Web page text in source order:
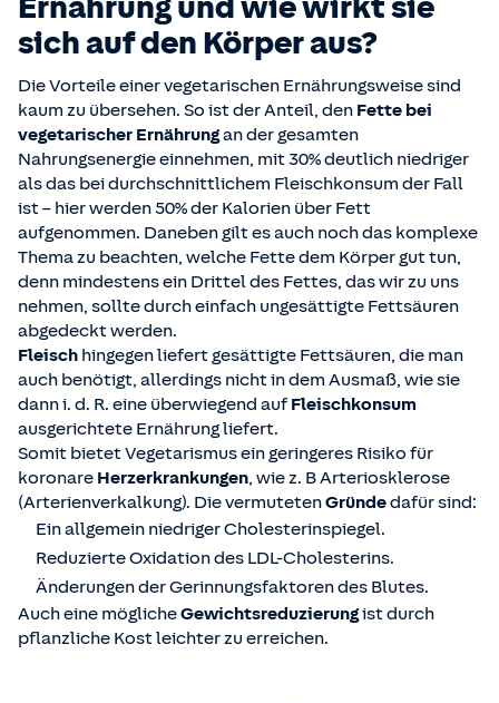
sich auf den Körper aus?
Die Vorteile einer vegetarischen Ernährungsweise sind
kaum zu übersehen. So ist der Anteil, den Fette bei
vegetarischer Ernährungan der gesamten
Nahrungsenergie einnehmen, mit 30% deutlich niedriger
als das bei durchschnittlichem Fleischkonsum der Fall
ist – hier werden 50% der Kalorien über Fett
aufgenommen. Daneben gilt es auch noch das komplexe
Thema zu beachten, welche Fette dem Körper gut tun,
denn mindestens ein Drittel des Fettes, das wir zu uns
nehmen, sollte durch einfach ungesättigte Fettsäuren
abgedeckt werden.
Fleisch hingegen liefert gesättigte Fettsäuren, die man
auch benötigt, allerdings nicht in dem Ausmaß, wie sie
dann i. d. R. eine überwiegend auf Fleischkonsum
ausgerichtete Ernährung liefert.
Somit bietet Vegetarismus ein geringeres Risiko für
koronare Herzerkrankungen, wie z. B Arteriosklerose
(Arterienverkalkung). Die vermutetenGründedafür sind:
Ein allgemein niedriger Cholesterinspiegel.
Reduzierte Oxidation des LDL-Cholesterins.
Änderungen der Gerinnungsfaktoren des Blutes.
Auch eine möglicheGewichtsreduzierungist durch
pflanzliche Kost leichter zu erreichen.